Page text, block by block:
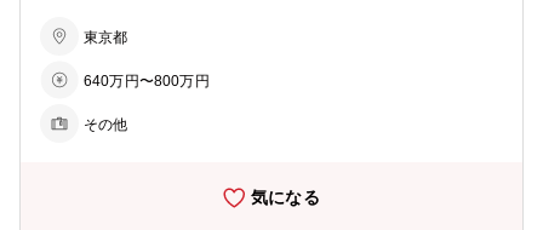
を賃貸中のまま再販売することもあり、個人投資家や不動産業者様へ
ォーム・再販業務を推進いただくポジションです。 【営業職に関し
販の案件獲得を行います。 仲介会社との関係構築を深め、情報収集を
ム後の販売戦略も含めた提案を行っていただきます。 【インセンティ
東京都
640万円〜800万円
その他
気になる